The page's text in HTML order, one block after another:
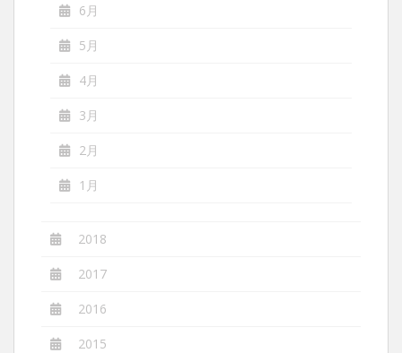
6月
5月
4月
3月
2月
1月
2018
2017
2016
2015